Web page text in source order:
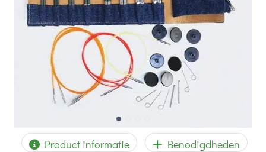
Product informatie Benodigdheden